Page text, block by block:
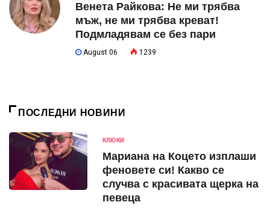
Венета Райкова: Не ми трябва
мъж, не ми трябва креват!
Подмладявам се без пари
August 06 1239
ПОСЛЕДНИ НОВИНИ
КЛЮКИ
Мариана на Коцето изплаши
феновете си! Какво се
случва с красивата щерка на
певеца